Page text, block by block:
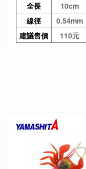
全長
10cm
線徑
0.54mm
建議售價
110元